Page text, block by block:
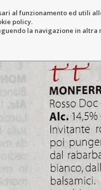
al funzionamento ed utili
policy.
la navigazione in altra